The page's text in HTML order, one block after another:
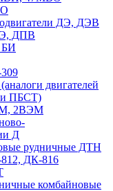
ДЭ, ДЭВ
ДПВ
БИ
двигателей
ПБСТ)
2ВЭМ
Д
рудничные ДТН
ДК-816
комбайновые